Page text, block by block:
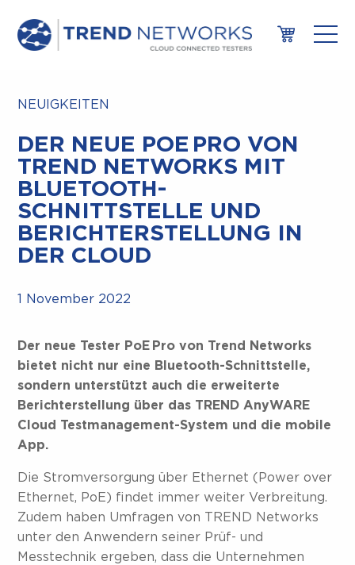
NEUIGKEITEN
DER NEUE POE PRO VON
TREND NETWORKS MIT
BLUETOOTH-
SCHNITTSTELLE UND
BERICHTERSTELLUNG IN
DER CLOUD
1 November 2022
Der neue Tester PoE Pro von Trend Networks
bietet nicht nur eine Bluetooth-Schnittstelle,
sondern unterstützt auch die erweiterte
Berichterstellung über das TREND AnyWARE
Cloud Testmanagement-System und die mobile
App.
Die Stromversorgung über Ethernet (Power over
Ethernet, PoE) findet immer weiter Verbreitung.
Zudem haben Umfragen von TREND Networks
unter den Anwendern seiner Prüf- und
Messtechnik ergeben, dass die Unternehmen